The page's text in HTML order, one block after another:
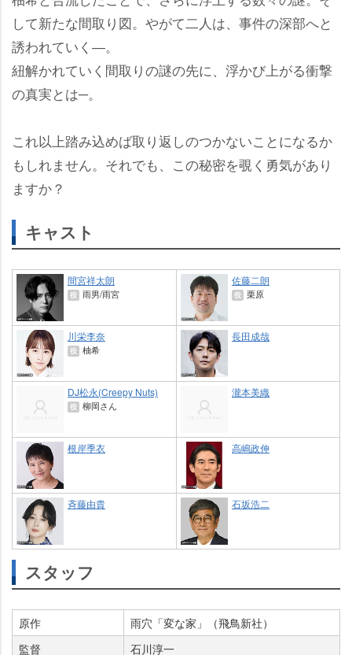
して新たな間取り図。やがて二人は、事件の深部へと
誘われていく―。
紐解かれていく間取りの謎の先に、浮かび上がる衝撃
の真実とは─。
これ以上踏み込めば取り返しのつかないことになるか
もしれません。それでも、この秘密を覗く勇気があり
ますか？
キャスト
間宮祥太朗
役 雨男/雨宮
佐藤二朗
役 栗原
川栄李奈
役 柚希
長田成哉
DJ松永(Creepy Nuts)
役 柳岡さん
瀧本美織
根岸季衣 高嶋政伸
斉藤由貴 石坂浩二
スタッフ
原作
雨穴「変な家」（飛鳥新社）
監督
石川淳一